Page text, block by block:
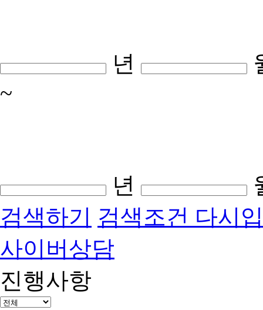
년
~
년
검색하기 검색조건 다시
사이버상담
진행사항